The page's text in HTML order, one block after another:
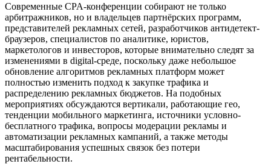
Современные CPA-конференции собирают не только
арбитражников, но и владельцев партнёрских программ,
представителей рекламных сетей, разработчиков антидетект-
браузеров, специалистов по аналитике, юристов,
маркетологов и инвесторов, которые внимательно следят за
изменениями в digital-среде, поскольку даже небольшое
обновление алгоритмов рекламных платформ может
полностью изменить подход к закупке трафика и
распределению рекламных бюджетов. На подобных
мероприятиях обсуждаются вертикали, работающие гео,
тенденции мобильного маркетинга, источники условно-
бесплатного трафика, вопросы модерации рекламы и
автоматизации рекламных кампаний, а также методы
масштабирования успешных связок без потери
рентабельности.